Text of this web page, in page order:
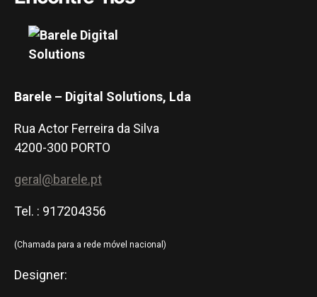
Barele – Digital Solutions, Lda
Rua Actor Ferreira da Silva
4200-300 PORTO
geral@barele.pt
Tel. : 917204356
(Chamada para a rede móvel nacional)
Designer: